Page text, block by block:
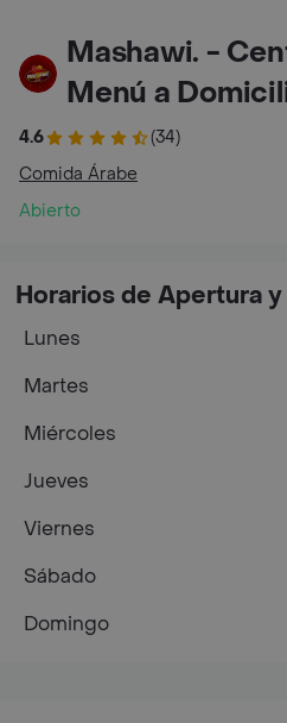
Mashawi. -
Menú a
4.6
(34)
Comida Árabe
Abierto
Horarios de Apertura
Lunes
Martes
Miércoles
Jueves
Viernes
Sábado
Domingo